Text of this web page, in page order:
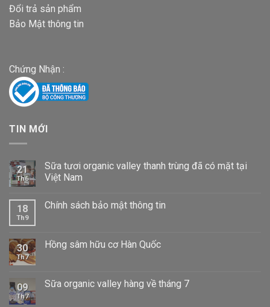
Đổi trả sản phẩm
Bảo Mật thông tin
Chứng Nhận :
TIN MỚI
21
Th6
Sữa tươi organic valley thanh trùng đã có mặt tại
Việt Nam
18
Th9
Chính sách bảo mật thông tin
30
Th7
Hồng sâm hữu cơ Hàn Quốc
09
Th7
Sữa organic valley hàng về tháng 7